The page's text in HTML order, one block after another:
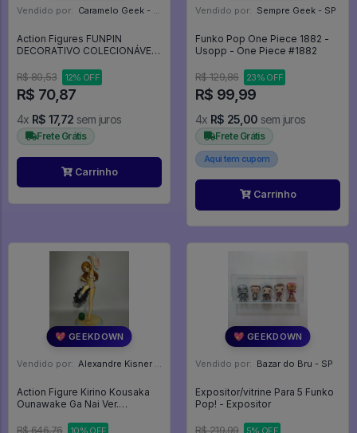
Vendido por: Caramelo Geek - DF
Action Figures FUNPIN
DECORATIVO COLECIONÁVEL
Zona Criativa
R$ 80,53 12% OFF
R$ 70,87
4x R$ 17,72 sem juros
Frete Grátis
Carrinho
Vendido por: Sempre Geek - SP
Funko Pop One Piece 1882 -
Usopp - One Piece #1882
R$ 129,86 23% OFF
R$ 99,99
4x R$ 25,00 sem juros
Frete Grátis
Aqui tem cupom
Carrinho
💖 GEEKDOWN
Vendido por: Alexandre Kisner - PR
Action Figure Kirino Kousaka
Ounawake Ga Nai Ver.
Can't Be This Cute
R$ 646,76 10% OFF
💖 GEEKDOWN
Vendido por: Bazar do Bru - SP
Expositor/vitrine Para 5 Funko
Pop! - Expositor
R$ 219,99 5% OFF